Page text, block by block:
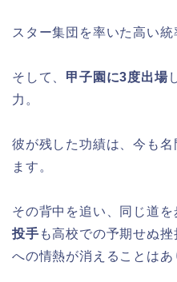
スター集団を率いた高い統
そして、 甲子園に3度出場
力。
彼が残した功績は、今も
ます。
その背中を追い、同じ道
投手 も高校での予期せぬ
への情熱が消えることはあ